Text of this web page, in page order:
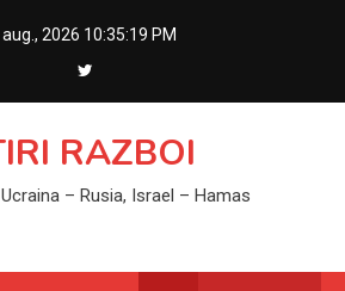
2026 10:35:19 PM
RAZBOI
– Rusia, Israel – Hamas